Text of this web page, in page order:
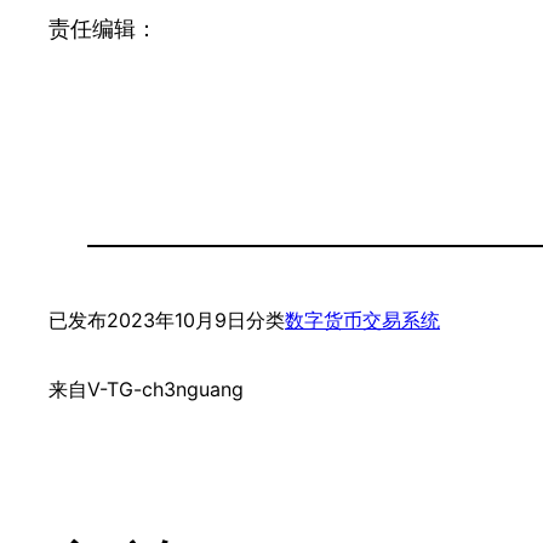
责任编辑：
已发布2023年10月9日分类数字货币交易系统
来自V-TG-ch3nguang